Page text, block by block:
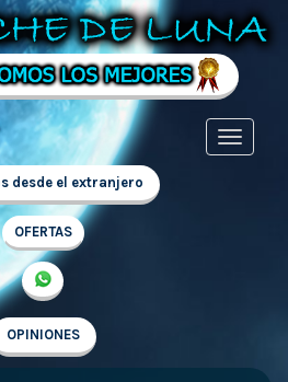
desde el extranjero
OFERTAS
OPINIONES